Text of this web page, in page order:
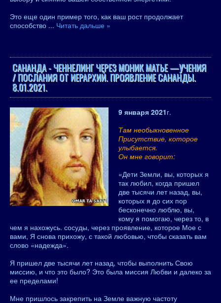
Это еще один пример того, как ваш рост продолжает
способство ... Читать дальше »
САНАНДА - ЧЕННЕЛИНГ ЧЕРЕЗ МОНИК МАТЬЕ —УЧЕНИЯ
/ ПОСЛАНИЯ ОТ ИЕРАРХИЙ. ПРОЯВЛЕНИЕ САНАНДЫ.
8.01.2021.
9 января 2021г.
Там необыкновенное
Присутствие, которое
улыбается.
Он мне говорит:
«Дети Земли, вы, которых я
так любил, когда пришел
две тысячи лет назад, вы,
которых я до сих пор
бесконечно люблю, вы,
кому я помогаю, через то, в
чем я нахожусь. сосуды, через проявление, которое Мое с
вами, Я снова прихожу, с такой любовью, чтобы сказать вам
слово «надежда».
Я пришел две тысячи лет назад, чтобы выполнить Свою
миссию, и что это было? Это была миссия Любви и далеко за
ее пределами!
Мне пришлось закрепить на Земле важную частоту